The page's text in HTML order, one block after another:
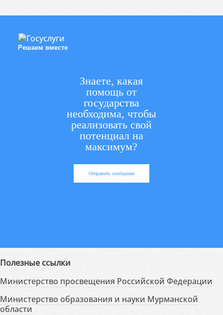
Решаем вместе
Знаете, какая
помощь от
государства
необходима, чтобы
реализовать свой
потенциал на
максимум?
Отправить сообщение
Полезные ссылки
Министерство просвещения Российской Федерации
Министерство образования и науки Мурманской
области